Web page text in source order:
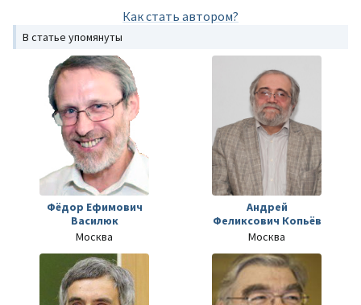
Как стать автором?
В статье упомянуты
Фёдор Ефимович
Василюк
Москва
Андрей
Феликсович Копьёв
Москва